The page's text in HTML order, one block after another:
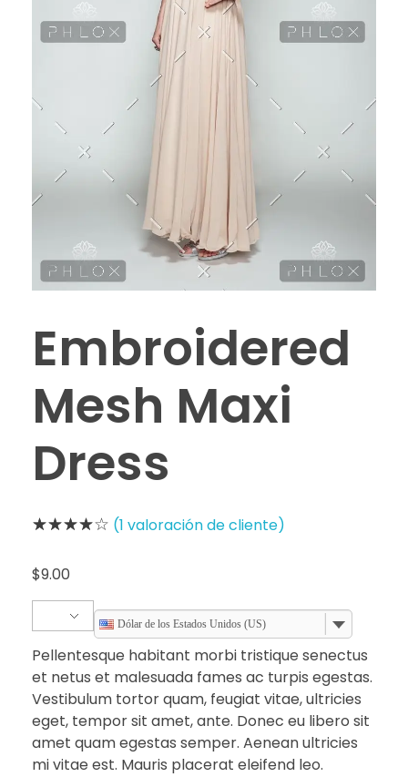
Embroidered
Mesh Maxi
Dress
(1 valoración de cliente)
$9.00
Dólar de los Estados Unidos (US)
Pellentesque habitant morbi tristique senectus
et netus et malesuada fames ac turpis egestas.
Vestibulum tortor quam, feugiat vitae, ultricies
eget, tempor sit amet, ante. Donec eu libero sit
amet quam egestas semper. Aenean ultricies
mi vitae est. Mauris placerat eleifend leo.